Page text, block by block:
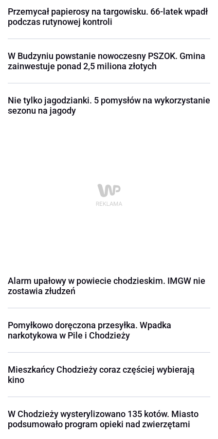
Przemycał papierosy na targowisku. 66-latek wpadł
podczas rutynowej kontroli
W Budzyniu powstanie nowoczesny PSZOK. Gmina
zainwestuje ponad 2,5 miliona złotych
Nie tylko jagodzianki. 5 pomysłów na wykorzystanie
sezonu na jagody
Alarm upałowy w powiecie chodzieskim. IMGW nie
zostawia złudzeń
Pomyłkowo doręczona przesyłka. Wpadka
narkotykowa w Pile i Chodzieży
Mieszkańcy Chodzieży coraz częściej wybierają
kino
W Chodzieży wysterylizowano 135 kotów. Miasto
podsumowało program opieki nad zwierzętami